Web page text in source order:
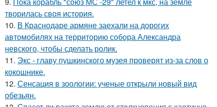
творилась своя история.
10. В Краснодаре армяне заехали на дорогих
автомобилях на территорию собора Александра
невского, чтобы сделать ролик.
11. Экс - главу пушкинского музея проверят из-за слов о
кокошнике.
12. Сенсация в зоологии: ученые открыли новый вид
обезьян.